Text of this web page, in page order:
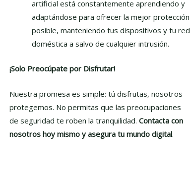
artificial está constantemente aprendiendo y
adaptándose para ofrecer la mejor protección
posible, manteniendo tus dispositivos y tu red
doméstica a salvo de cualquier intrusión.
¡Solo Preocúpate por Disfrutar!
Nuestra promesa es simple: tú disfrutas, nosotros
protegemos. No permitas que las preocupaciones
de seguridad te roben la tranquilidad. Contacta con
nosotros hoy mismo y asegura tu mundo digital.